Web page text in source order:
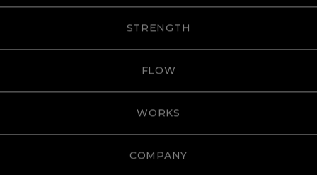
STRENGTH
FLOW
WORKS
COMPANY